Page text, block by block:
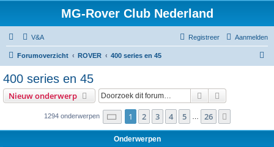
MG-Rover Club Nederland
V&A Aanmelden
Registreer
Forumoverzicht ROVER 400 series en 45
400 series en 45
Nieuw onderwerp Zoek
1294 onderwerpen Pagina van 26
1 2 3 4 5 26
Onderwerpen